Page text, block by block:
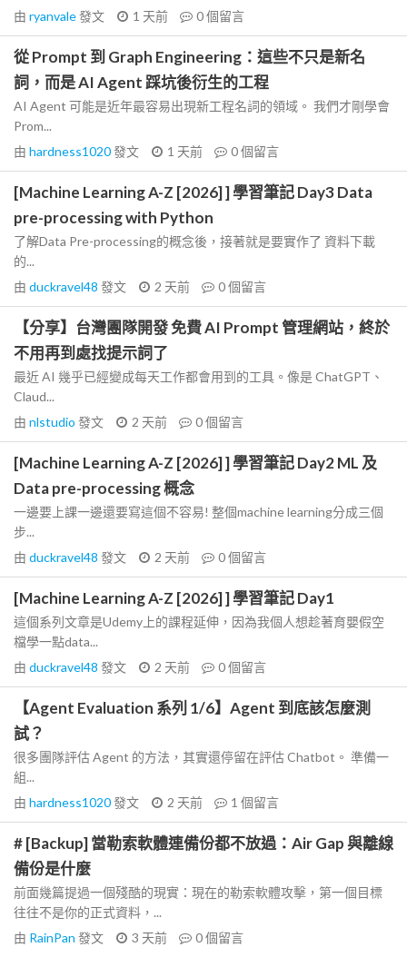
由 ryanvale發文 1 天前 0個留言
從 Prompt 到 Graph Engineering：這些不只是新名
詞，而是 AI Agent 踩坑後衍生的工程
AI Agent 可能是近年最容易出現新工程名詞的領域。 我們才剛學會
Prom...
由 hardness1020發文 1 天前 0個留言
[Machine Learning A-Z [2026] ] 學習筆記 Day3 Data
pre-processing with Python
了解Data Pre-processing的概念後，接著就是要實作了 資料下載
的...
由 duckravel48 發文 2 天前 0個留言
【分享】台灣團隊開發 免費 AI Prompt 管理網站，終於
不用再到處找提示詞了
最近 AI 幾乎已經變成每天工作都會用到的工具。像是 ChatGPT、
Claud...
由 nlstudio 發文 2 天前 0個留言
[Machine Learning A-Z [2026] ] 學習筆記 Day2 ML 及
Data pre-processing 概念
一邊要上課一邊還要寫這個不容易! 整個machine learning分成三個
步...
由 duckravel48 發文 2 天前 0個留言
[Machine Learning A-Z [2026] ] 學習筆記 Day1
這個系列文章是Udemy上的課程延伸，因為我個人想趁著育嬰假空
檔學一點data...
由 duckravel48 發文 2 天前 0個留言
【Agent Evaluation 系列 1/6】Agent 到底該怎麼測
試？
很多團隊評估 Agent 的方法，其實還停留在評估 Chatbot。 準備一
組...
由 hardness1020發文 2 天前 1 個留言
# [Backup] 當勒索軟體連備份都不放過：Air Gap 與離線
備份是什麼
前面幾篇提過一個殘酷的現實：現在的勒索軟體攻擊，第一個目標
往往不是你的正式資料，...
由 RainPan 發文 3 天前 0個留言